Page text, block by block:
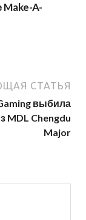
A-
СТАТЬЯ
выбила
MDL Chengdu
Major